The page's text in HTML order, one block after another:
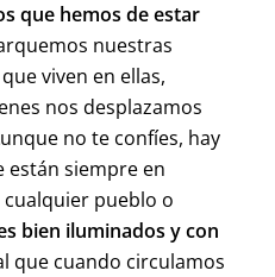
que hemos de estar
nuestras
viven en ellas,
nos desplazamos
no te confíes, hay
están siempre en
pueblo o
bien iluminados y con
que cuando circulamos